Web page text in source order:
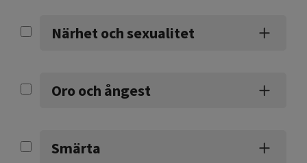
Närhet och sexualitet
Oro och ångest
Smärta